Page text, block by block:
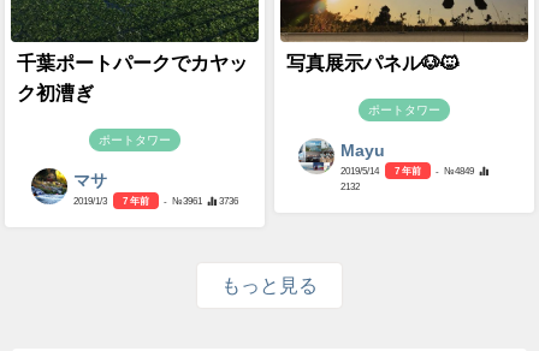
千葉ポートパークでカヤッ
ク初漕ぎ
ポートタワー
マサ
2019/1/3 7 年前 - №3961 3736
写真展示パネル🐶🐱
ポートタワー
Mayu
2019/5/14 7 年前
- №4849
2132
もっと見る